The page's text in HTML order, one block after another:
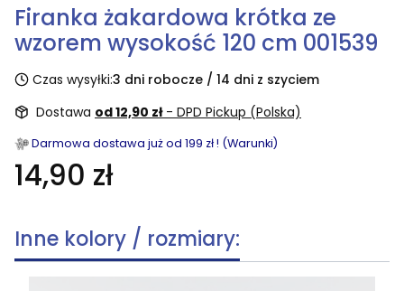
Firanka żakardowa krótka ze
wzorem wysokość 120 cm 001539
Czas wysyłki:3 dni robocze / 14 dni z szyciem
Dostawa od 12,90 zł - DPD Pickup (Polska)
Darmowa dostawa już od 199 zł ! (Warunki)
14,90 zł
Inne kolory / rozmiary: